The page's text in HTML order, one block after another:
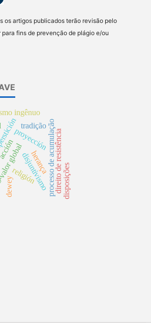
os artigos publicados terão revisão pelo
para fins de prevenção de plágio e/ou
proyecciónprocesso de acumulação
globaldisjuntivismo
religión
ingênuo
dewey
herança
tradição
direito de resistênciadisposições